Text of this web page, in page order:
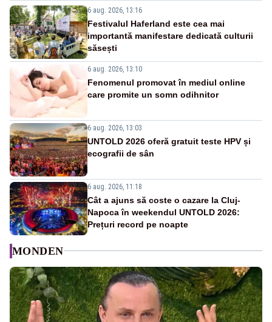
6 aug. 2026, 13:16
Festivalul Haferland este cea mai
importantă manifestare dedicată culturii
săsești
6 aug. 2026, 13:10
Fenomenul promovat în mediul online
care promite un somn odihnitor
6 aug. 2026, 13:03
UNTOLD 2026 oferă gratuit teste HPV și
ecografii de sân
6 aug. 2026, 11:18
Cât a ajuns să coste o cazare la Cluj-
Napoca în weekendul UNTOLD 2026:
Prețuri record pe noapte
MONDEN